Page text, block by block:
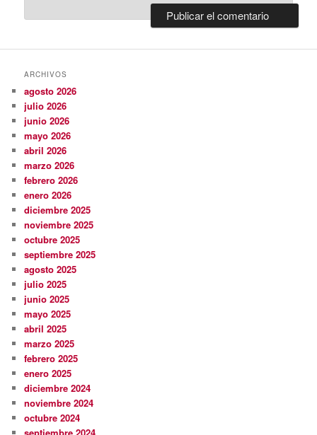
ARCHIVOS
agosto 2026
julio 2026
junio 2026
mayo 2026
abril 2026
marzo 2026
febrero 2026
enero 2026
diciembre 2025
noviembre 2025
octubre 2025
septiembre 2025
agosto 2025
julio 2025
junio 2025
mayo 2025
abril 2025
marzo 2025
febrero 2025
enero 2025
diciembre 2024
noviembre 2024
octubre 2024
septiembre 2024